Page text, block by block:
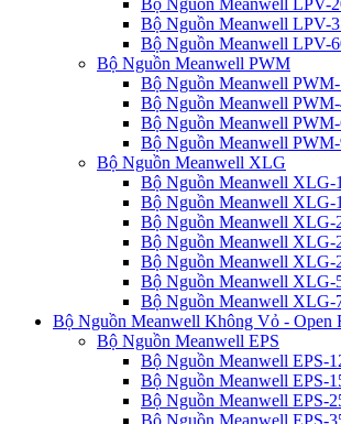
Bộ Nguồn Meanwell LPV-
Bộ Nguồn Meanwell LPV-
Bộ Nguồn Meanwell PWM
Bộ Nguồn Meanwell
Bộ Nguồn Meanwell
Bộ Nguồn Meanwell
Bộ Nguồn Meanwell
Bộ Nguồn Meanwell XLG
Bộ Nguồn Meanwell XLG-
Bộ Nguồn Meanwell XLG-
Bộ Nguồn Meanwell XLG-
Bộ Nguồn Meanwell XLG-
Bộ Nguồn Meanwell XLG-
Bộ Nguồn Meanwell XLG-
Bộ Nguồn Meanwell XLG-
Bộ Nguồn Meanwell Không Vỏ - Open
Bộ Nguồn Meanwell EPS
Bộ Nguồn Meanwell EPS-
Bộ Nguồn Meanwell EPS-
Bộ Nguồn Meanwell EPS-
Bộ Nguồn Meanwell EPS-